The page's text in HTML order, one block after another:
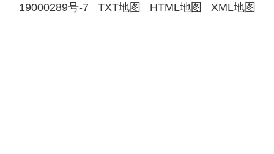
19000289号-7 TXT地图 HTML地图 XML地图